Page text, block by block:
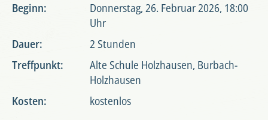
Beginn:
Donnerstag, 26. Februar 2026, 18:00
Uhr
Dauer:
2 Stunden
Treffpunkt:
Alte Schule Holzhausen, Burbach-
Holzhausen
Kosten:
kostenlos